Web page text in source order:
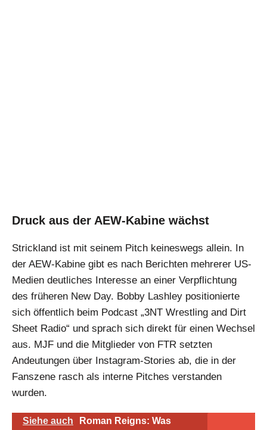
Druck aus der AEW-Kabine wächst
Strickland ist mit seinem Pitch keineswegs allein. In
der AEW-Kabine gibt es nach Berichten mehrerer US-
Medien deutliches Interesse an einer Verpflichtung
des früheren New Day. Bobby Lashley positionierte
sich öffentlich beim Podcast „3NT Wrestling and Dirt
Sheet Radio“ und sprach sich direkt für einen Wechsel
aus. MJF und die Mitglieder von FTR setzten
Andeutungen über Instagram-Stories ab, die in der
Fanszene rasch als interne Pitches verstanden
wurden.
Siehe auch
Roman Reigns: Was